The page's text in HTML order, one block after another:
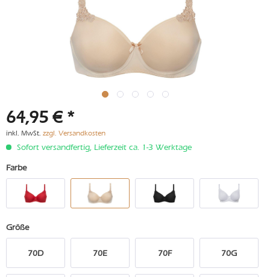
64,95 € *
inkl. MwSt. zzgl. Versandkosten
Sofort versandfertig, Lieferzeit ca. 1-3 Werktage
Farbe
Größe
70D 70E 70F 70G